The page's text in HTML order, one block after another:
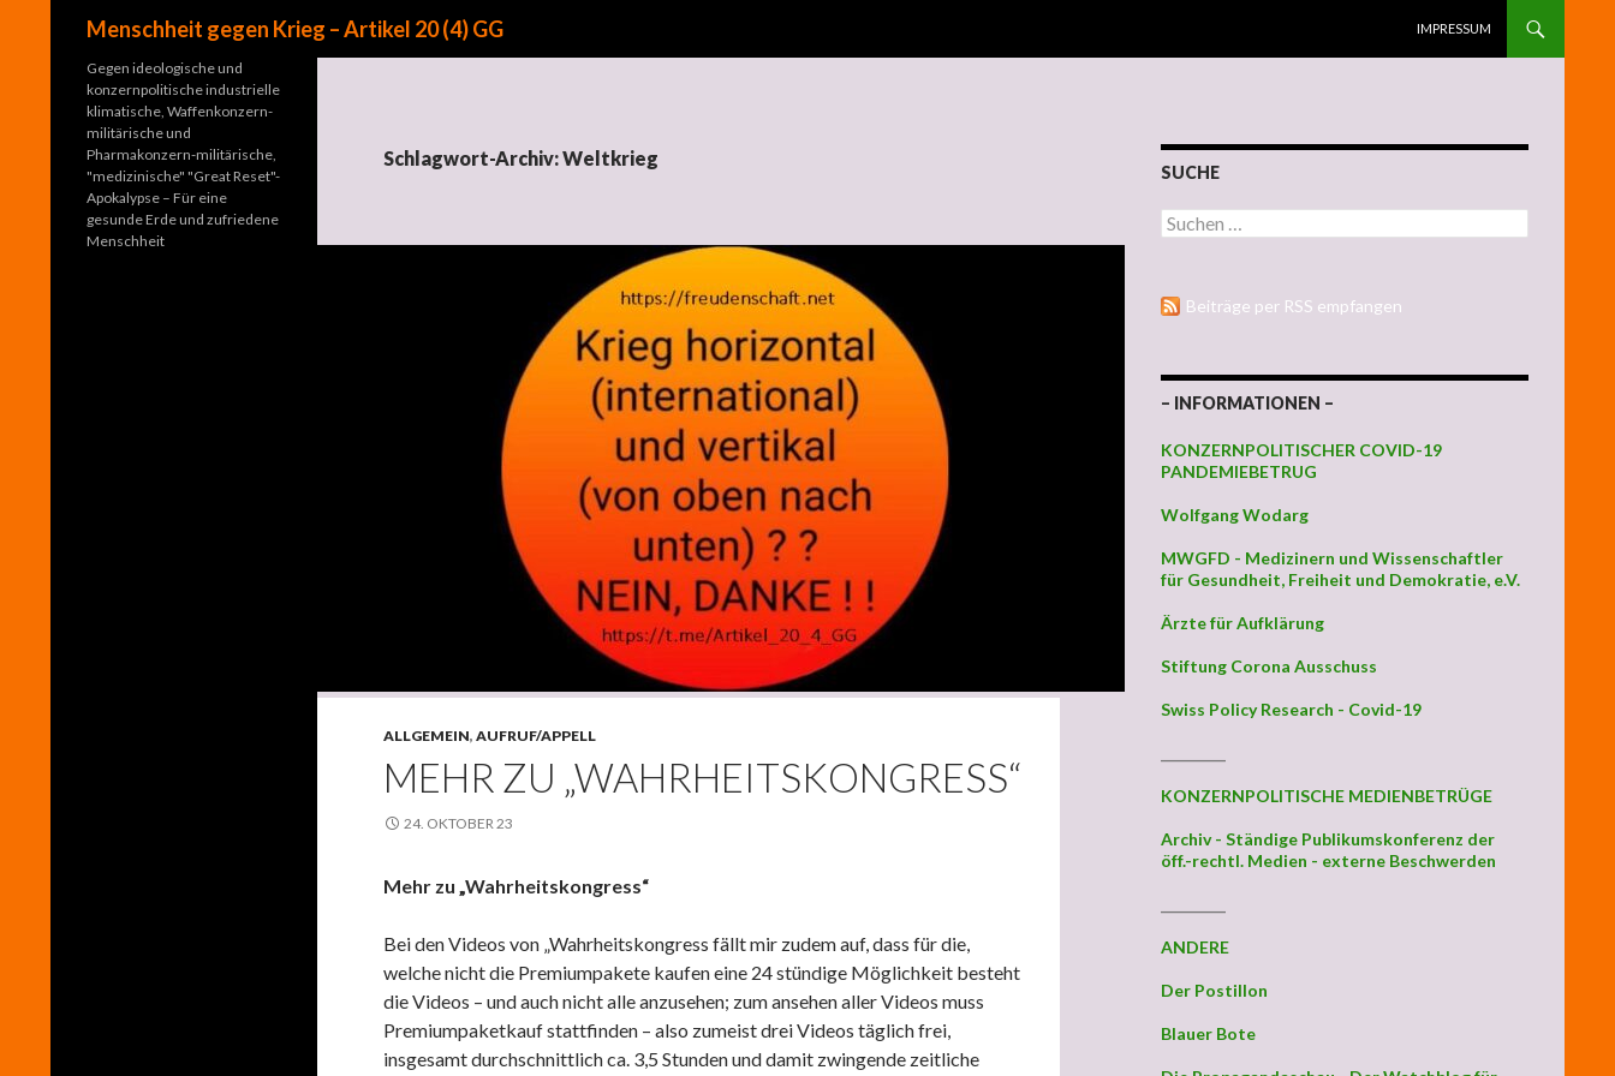
Menschheit gegen Krieg – Artikel 20 (4) GG
IMPRESSUM
Schlagwort-Archiv: Weltkrieg
ALLGEMEIN, AUFRUF/APPELL
MEHR ZU „WAHRHEITSKONGRESS“
24. OKTOBER 23
Mehr zu „Wahrheitskongress“
Bei den Videos von „Wahrheitskongress fällt mir zudem auf, dass für die,
welche nicht die Premiumpakete kaufen eine 24 stündige Möglichkeit besteht
die Videos – und auch nicht alle anzusehen; zum ansehen aller Videos muss
Premiumpaketkauf stattfinden – also zumeist drei Videos täglich frei,
insgesamt durchschnittlich ca. 3,5 Stunden und damit zwingende zeitliche
SUCHE
Suchen nach:
Beiträge per RSS empfangen
– INFORMATIONEN –
KONZERNPOLITISCHER COVID-19
PANDEMIEBETRUG
Wolfgang Wodarg
MWGFD - Medizinern und Wissenschaftler
für Gesundheit, Freiheit und Demokratie, e.V.
Ärzte für Aufklärung
Stiftung Corona Ausschuss
Swiss Policy Research - Covid-19
KONZERNPOLITISCHE MEDIENBETRÜGE
Archiv - Ständige Publikumskonferenz der
öff.-rechtl. Medien - externe Beschwerden
ANDERE
Der Postillon
Blauer Bote
Gegen ideologische und
konzernpolitische industrielle
klimatische, Waffenkonzern-
militärische und
Pharmakonzern-militärische,
"medizinische" "Great Reset"-
Apokalypse – Für eine
gesunde Erde und zufriedene
Menschheit